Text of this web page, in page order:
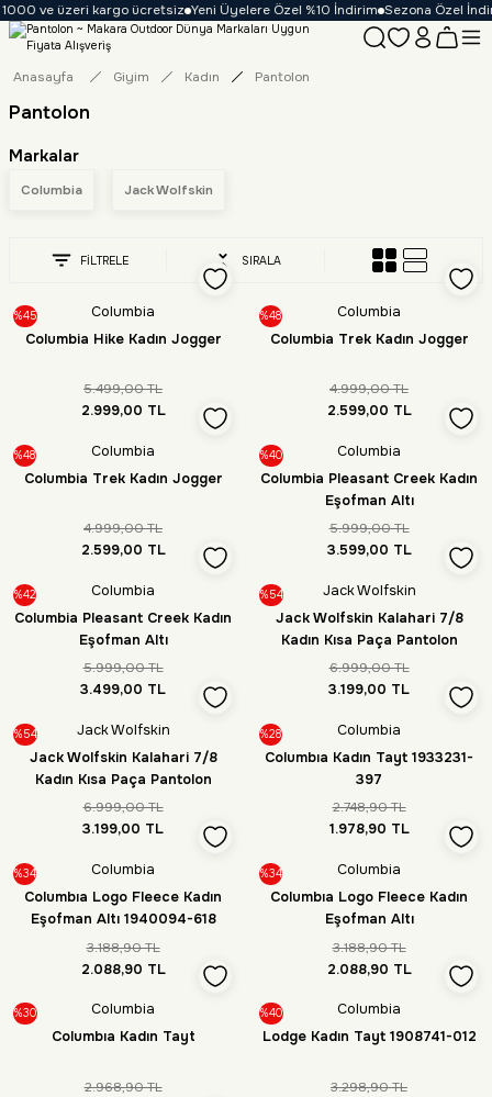
ve üzeri kargo ücretsiz Yeni Üyelere Özel %10 İndirim Sezona Özel
Anasayfa Giyim Kadın Pantolon
Pantolon
Markalar
Columbia Jack Wolfskin
FİLTRELE SIRALA
%45
Columbia
Columbia Hike Kadın Jogger
5.499,00 TL
2.999,00 TL
%48
Columbia
Columbia Trek Kadın Jogger
4.999,00 TL
2.599,00 TL
%48
Columbia
Columbia Trek Kadın Jogger
4.999,00 TL
2.599,00 TL
%40
Columbia
Columbia Pleasant Creek Kadın
Eşofman Altı
5.999,00 TL
3.599,00 TL
%42
Columbia
Columbia Pleasant Creek Kadın
Eşofman Altı
5.999,00 TL
3.499,00 TL
%54
Jack Wolfskin
Jack Wolfskin Kalahari 7/8
Kadın Kısa Paça Pantolon
6.999,00 TL
3.199,00 TL
%54
Jack Wolfskin
Jack Wolfskin Kalahari 7/8
Kadın Kısa Paça Pantolon
6.999,00 TL
3.199,00 TL
%28
Columbia
Columbıa Kadın Tayt 1933231-
397
2.748,90 TL
1.978,90 TL
%34
Columbia
Columbıa Logo Fleece Kadın
Eşofman Altı 1940094-618
3.188,90 TL
2.088,90 TL
%34
Columbia
Columbıa Logo Fleece Kadın
Eşofman Altı
3.188,90 TL
2.088,90 TL
%30
Columbia
Columbıa Kadın Tayt
2.968,90 TL
%40
Columbia
Lodge Kadın Tayt 1908741-012
3.298,90 TL